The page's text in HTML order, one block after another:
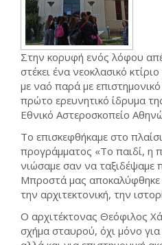
Στην κορυφή ενός λόφου
στέκει ένα νεοκλασικό
με ναό παρά με
πρώτο ερευνητικό ίδρυμα
Εθνικό Αστεροσκοπείο
Το επισκεφθήκαμε στο
προγράμματος «Το παιδί, η
νιώσαμε σαν να ταξιδέψαμε
Μπροστά μας αποκαλύφθηκε
την αρχιτεκτονική, την
Ο αρχιτέκτονας Θεόφιλος
σχήμα σταυρού, όχι μόνο